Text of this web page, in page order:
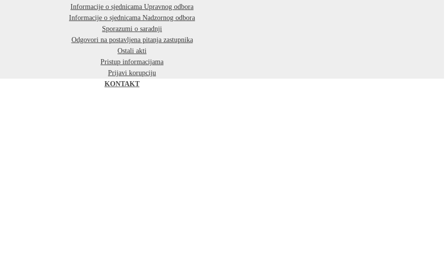
Informacije o sjednicama Upravnog odbora
Informacije o sjednicama Nadzornog odbora
Sporazumi o saradnji
Odgovori na postavljena pitanja zastupnika
Ostali akti
Pristup informacijama
Prijavi korupciju
KONTAKT